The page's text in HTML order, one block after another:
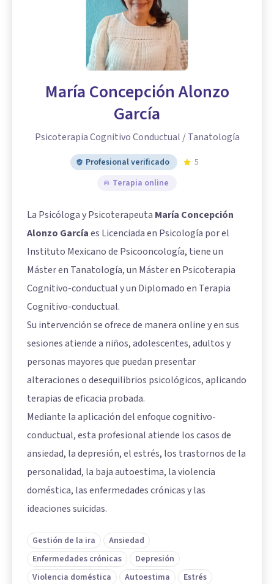
María Concepción Alonzo
García
Psicoterapia Cognitivo Conductual / Tanatología
Profesional verificado
5
Terapia online
La Psicóloga y Psicoterapeuta María Concepción
Alonzo Garcíaes Licenciada en Psicología por el
Instituto Mexicano de Psicooncología, tiene un
Máster en Tanatología, un Máster en Psicoterapia
Cognitivo-conductual y un Diplomado en Terapia
Cognitivo-conductual.
Su intervención se ofrece de manera online y en sus
sesiones atiende a niños, adolescentes, adultos y
personas mayores que puedan presentar
alteraciones o desequilibrios psicológicos, aplicando
terapias de eficacia probada.
Mediante la aplicación del enfoque cognitivo-
conductual, esta profesional atiende los casos de
ansiedad, la depresión, el estrés, los trastornos de la
personalidad, la baja autoestima, la violencia
doméstica, las enfermedades crónicas y las
ideaciones suicidas.
Gestión de la ira
Ansiedad
Enfermedades crónicas
Depresión
Violencia doméstica
Autoestima
Estrés